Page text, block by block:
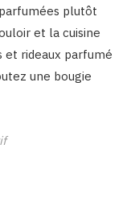
plutôt
et la cuisine
et rideaux parfumé
une bougie